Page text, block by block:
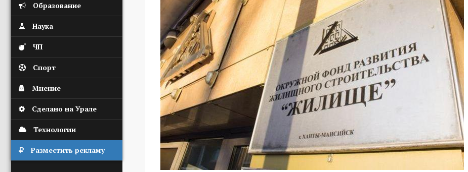
Образование
Наука
ЧП
Спорт
Мнение
Сделано на Урале
Технологии
Разместить рекламу